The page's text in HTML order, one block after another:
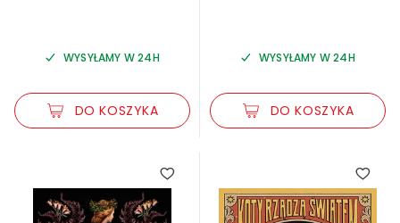
WYSYŁAMY W 24H
DO KOSZYKA
WYSYŁAMY W 24H
DO KOSZYKA